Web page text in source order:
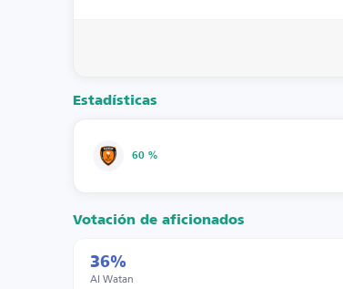
Estadísticas
60 %
Votación de aficionados
36%
Al Watan